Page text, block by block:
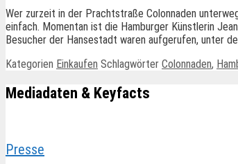
Wer zurzeit in der Prachtstraße Colonnaden
einfach. Momentan ist die Hamburger Künstlerin
Besucher der Hansestadt waren aufgerufen, unter
Kategorien Einkaufen Schlagwörter Colonnaden,
Mediadaten & Keyfacts
Presse